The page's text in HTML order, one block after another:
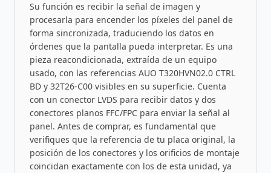
Su función es recibir la señal de imagen y
procesarla para encender los píxeles del panel de
forma sincronizada, traduciendo los datos en
órdenes que la pantalla pueda interpretar. Es una
pieza reacondicionada, extraída de un equipo
usado, con las referencias AUO T320HVN02.0 CTRL
BD y 32T26-C00 visibles en su superficie. Cuenta
con un conector LVDS para recibir datos y dos
conectores planos FFC/FPC para enviar la señal al
panel. Antes de comprar, es fundamental que
verifiques que la referencia de tu placa original, la
posición de los conectores y los orificios de montaje
coincidan exactamente con los de esta unidad, ya